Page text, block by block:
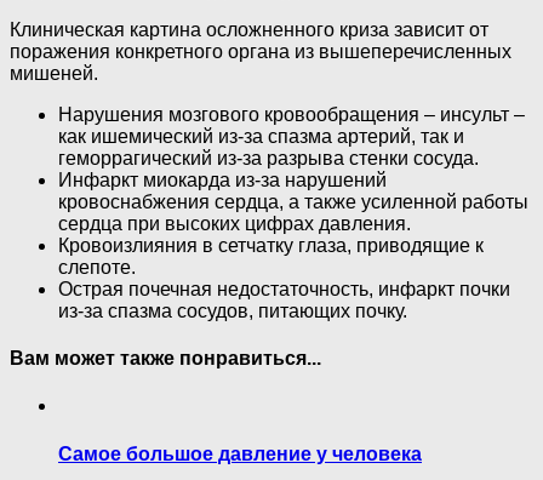
Клиническая картина осложненного криза зависит от
поражения конкретного органа из вышеперечисленных
мишеней.
Нарушения мозгового кровообращения – инсульт –
как ишемический из-за спазма артерий, так и
геморрагический из-за разрыва стенки сосуда.
Инфаркт миокарда из-за нарушений
кровоснабжения сердца, а также усиленной работы
сердца при высоких цифрах давления.
Кровоизлияния в сетчатку глаза, приводящие к
слепоте.
Острая почечная недостаточность, инфаркт почки
из-за спазма сосудов, питающих почку.
Вам может также понравиться...
Самое большое давление у человека